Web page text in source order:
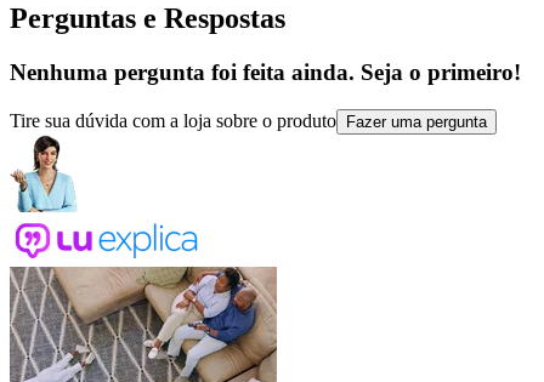
Perguntas e Respostas
Nenhuma pergunta foi feita ainda. Seja o primeiro!
Tire sua dúvida com a loja sobre o produto Fazer uma pergunta